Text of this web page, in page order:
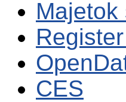
Majetok
CES